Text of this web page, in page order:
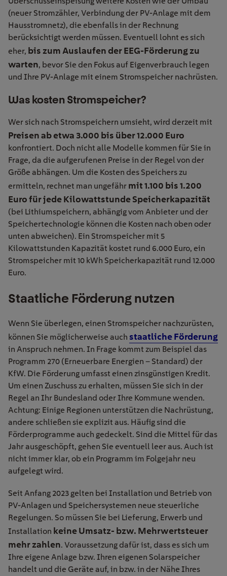
(neuer Stromzähler, Verbindung der PV-Anlage mit dem
Hausstromnetz), die ebenfalls in der Rechnung
berücksichtigt werden müssen. Eventuell lohnt es sich
eher, bis zum Auslaufen der EEG-Förderung zu
warten, bevor Sie den Fokus auf Eigenverbrauch legen
und Ihre PV-Anlage mit einem Stromspeicher nachrüsten.
Was kosten Stromspeicher?
Wer sich nach Stromspeichern umsieht, wird derzeit mit
Preisen ab etwa 3.000 bis über 12.000 Euro
konfrontiert. Doch nicht alle Modelle kommen für Sie in
Frage, da die aufgerufenen Preise in der Regel von der
Größe abhängen. Um die Kosten des Speichers zu
ermitteln, rechnet man ungefähr mit 1.100 bis 1.200
Euro für jede Kilowattstunde Speicherkapazität
(bei Lithiumspeichern, abhängig vom Anbieter und der
Speichertechnologie können die Kosten nach oben oder
unten abweichen). Ein Stromspeicher mit 5
Kilowattstunden Kapazität kostet rund 6.000 Euro, ein
Stromspeicher mit 10 kWh Speicherkapazität rund 12.000
Euro.
Staatliche Förderung nutzen
Wenn Sie überlegen, einen Stromspeicher nachzurüsten,
können Sie möglicherweise auch staatliche Förderung
in Anspruch nehmen. In Frage kommt zum Beispiel das
Programm 270 (Erneuerbare Energien – Standard) der
KfW. Die Förderung umfasst einen zinsgünstigen Kredit.
Um einen Zuschuss zu erhalten, müssen Sie sich in der
Regel an Ihr Bundesland oder Ihre Kommune wenden.
Achtung: Einige Regionen unterstützen die Nachrüstung,
andere schließen sie explizit aus. Häufig sind die
Förderprogramme auch gedeckelt. Sind die Mittel für das
Jahr ausgeschöpft, gehen Sie eventuell leer aus. Auch ist
nicht immer klar, ob ein Programm im Folgejahr neu
aufgelegt wird.
Seit Anfang 2023 gelten bei Installation und Betrieb von
PV-Anlagen und Speichersystemen neue steuerliche
Regelungen. So müssen Sie bei Lieferung, Erwerb und
Installation keine Umsatz- bzw. Mehrwertsteuer
mehr zahlen. Voraussetzung dafür ist, dass es sich um
Ihre eigene Anlage bzw. Ihren eigenen Solarspeicher
handelt und die Geräte auf, in bzw. in der Nähe Ihres